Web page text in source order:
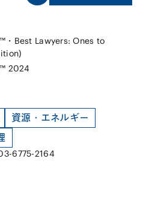
・Best Lawyers: Ones to
2024
資源・エネルギー
6775-2164